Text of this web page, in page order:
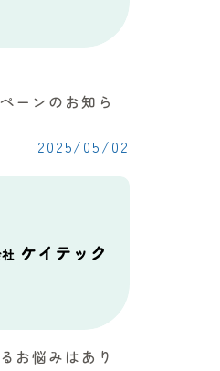
ーンのお知ら
2025/05/02
お悩みはあり